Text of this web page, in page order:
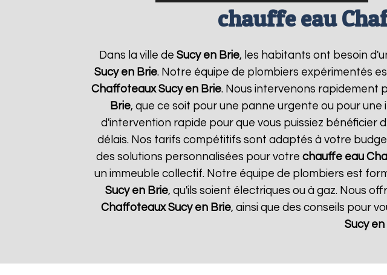
chauffe eau
Dans la ville de Sucy en Brie, les habitants ont besoin
Sucy en Brie. Notre équipe de plombiers expérimentés
Chaffoteaux Sucy en Brie. Nous intervenons rapidement
Brie, que ce soit pour une panne urgente ou pour
d'intervention rapide pour que vous puissiez bénéficier
délais. Nos tarifs compétitifs sont adaptés à votre
des solutions personnalisées pour votre chauffe eau
un immeuble collectif. Notre équipe de plombiers est
Sucy en Brie, qu'ils soient électriques ou à gaz. Nous
Chaffoteaux Sucy en Brie, ainsi que des conseils pour
Sucy